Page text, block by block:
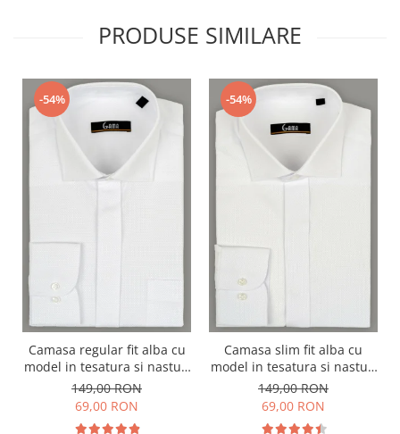
PRODUSE SIMILARE
-54%
Camasa regular fit alba cu
model in tesatura si nasturi
ascunsi
149,00 RON
69,00 RON
-54%
Camasa slim fit alba cu
model in tesatura si nasturi
ascunsi
149,00 RON
69,00 RON